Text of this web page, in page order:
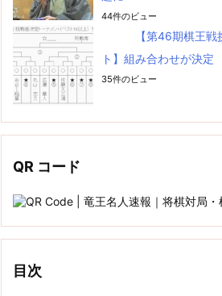
44件のビュー
【第46期棋王
ト】組み合わせが決定
35件のビュー
QR コード
目次